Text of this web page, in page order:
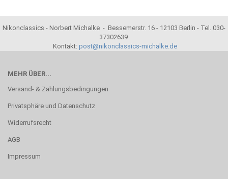
Nikonclassics - Norbert Michalke - Bessemerstr. 16 - 12103 Berlin - Tel. 030-
37302639
Kontakt: post@nikonclassics-michalke.de
MEHR ÜBER...
Versand- & Zahlungsbedingungen
Privatsphäre und Datenschutz
Widerrufsrecht
AGB
Impressum